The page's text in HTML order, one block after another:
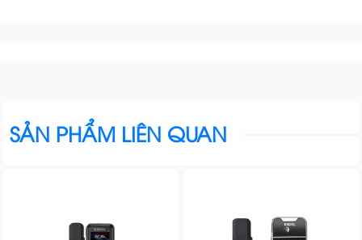
SẢN PHẨM LIÊN QUAN